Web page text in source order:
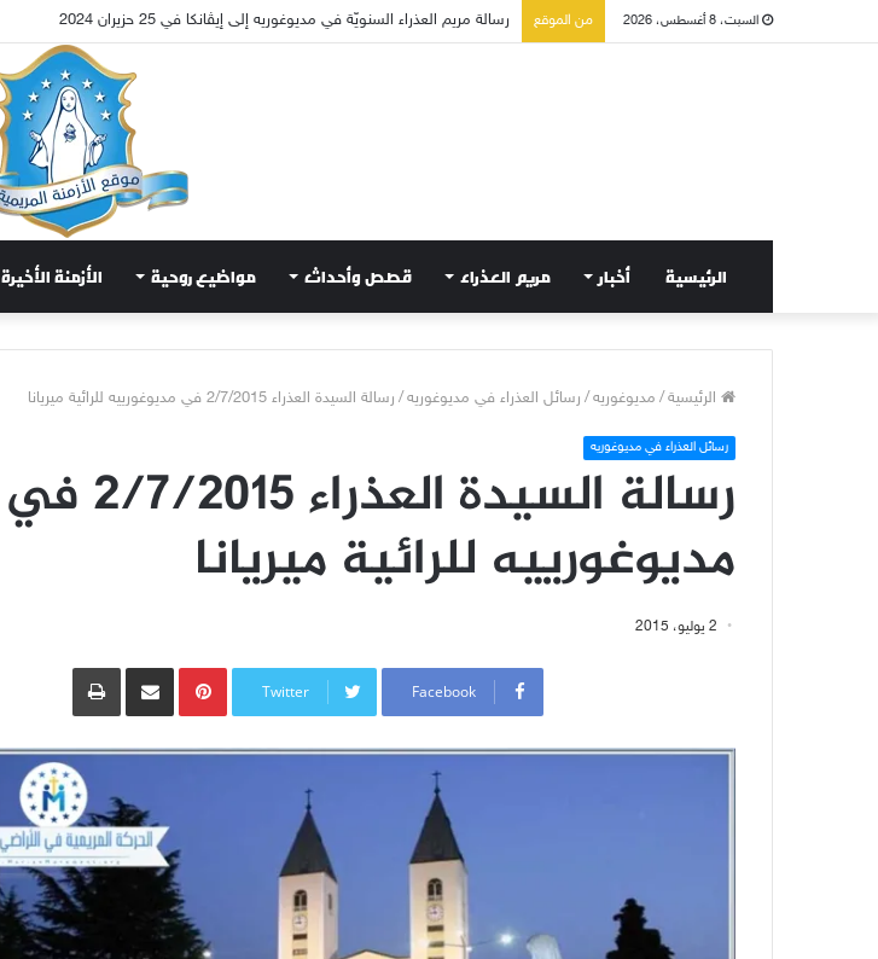
السبت، 8 أغسطس، 2026 من الموقع تسع أول سبوت بدل خمسة لتعويض قلب مريم الطاهر هذا ما يطلبه يسوع!
الرئيسية أخبار مريم العذراء قصص وأحداث مواضيع روحية الأزمنة الأخيرة
الرئيسية/ مديوغوريه/ رسائل العذراء في مديوغوريه/ رسالة السيدة العذراء 2/7/2015 في مديوغورييه للرائية ميريانا
رسائل العذراء في مديوغوريه
رسالة السيدة العذراء 2/7/2015 في
مديوغورييه للرائية ميريانا
2 يوليو، 2015
Facebook
Twitter
Pinterestمشاركة عبر البريد طباعة